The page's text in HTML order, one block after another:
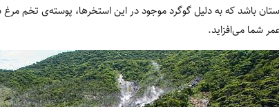
باشد که به دلیل گوگرد موجود در این استخرها، پوسته‌ی تخم مرغ